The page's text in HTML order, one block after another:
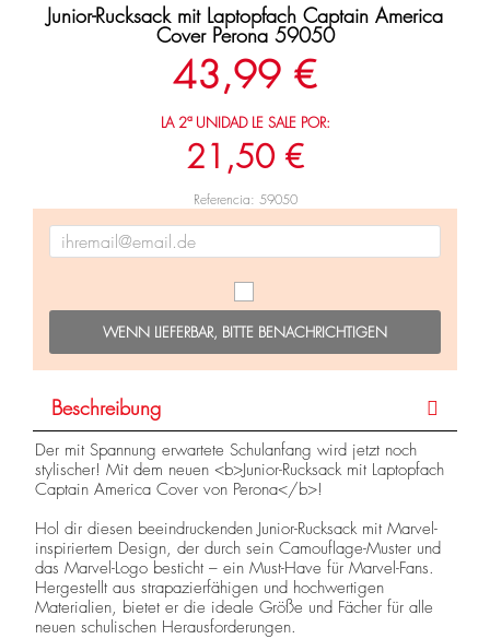
Junior-Rucksack mit Laptopfach Captain America
Cover Perona 59050
43,99 €
LA 2ª UNIDAD LE SALE POR:
21,50 €
Referencia: 59050
WENN LIEFERBAR, BITTE BENACHRICHTIGEN
Beschreibung
Der mit Spannung erwartete Schulanfang wird jetzt noch
stylischer! Mit dem neuen <b>Junior-Rucksack mit Laptopfach
Captain America Cover von Perona</b>!
Hol dir diesen beeindruckenden Junior-Rucksack mit Marvel-
inspiriertem Design, der durch sein Camouflage-Muster und
das Marvel-Logo besticht – ein Must-Have für Marvel-Fans.
Hergestellt aus strapazierfähigen und hochwertigen
Materialien, bietet er die ideale Größe und Fächer für alle
neuen schulischen Herausforderungen.